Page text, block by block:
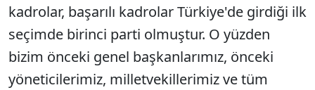
kadrolar, başarılı kadrolar Türkiye'de girdiği ilk
seçimde birinci parti olmuştur. O yüzden
bizim önceki genel başkanlarımız, önceki
yöneticilerimiz, milletvekillerimiz ve tüm